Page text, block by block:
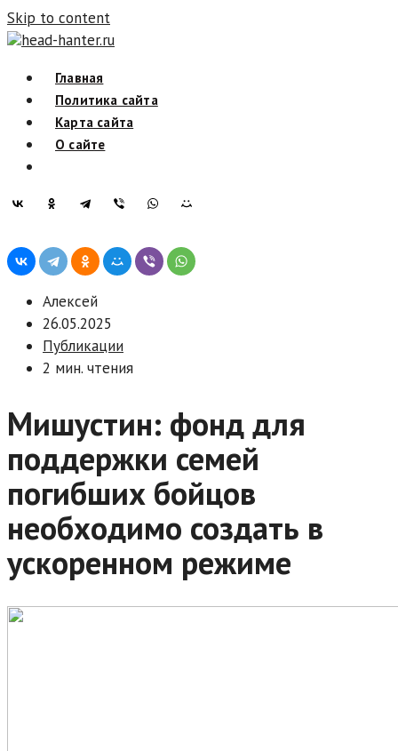
Skip to content
head-hanter.ru
Главная
Политика сайта
Карта сайта
О сайте
Алексей
26.05.2025
Публикации
2 мин. чтения
Мишустин: фонд для
поддержки семей
погибших бойцов
необходимо создать в
ускоренном режиме